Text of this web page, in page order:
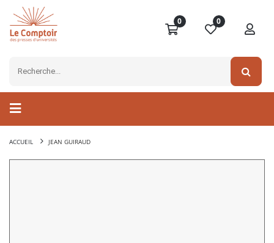
0 0
ACCUEIL JEAN GUIRAUD